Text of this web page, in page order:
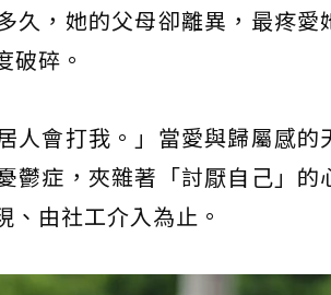
久，她的父母卻離異，最疼
破碎。
人會打我。」當愛與歸屬感
鬱症，夾雜著「討厭自己」
、由社工介入為止。